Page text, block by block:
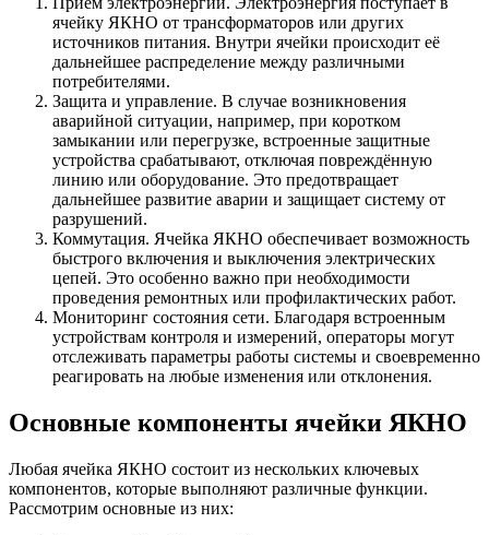
ячейку ЯКНО от трансформаторов или других
источников питания. Внутри ячейки происходит её
дальнейшее распределение между различными
потребителями.
Защита и управление. В случае возникновения
аварийной ситуации, например, при коротком
замыкании или перегрузке, встроенные защитные
устройства срабатывают, отключая повреждённую
линию или оборудование. Это предотвращает
дальнейшее развитие аварии и защищает систему от
разрушений.
Коммутация. Ячейка ЯКНО обеспечивает возможность
быстрого включения и выключения электрических
цепей. Это особенно важно при необходимости
проведения ремонтных или профилактических работ.
Мониторинг состояния сети. Благодаря встроенным
устройствам контроля и измерений, операторы могут
отслеживать параметры работы системы и своевременно
реагировать на любые изменения или отклонения.
Основные компоненты ячейки ЯКНО
Любая ячейка ЯКНО состоит из нескольких ключевых
компонентов, которые выполняют различные функции.
Рассмотрим основные из них: